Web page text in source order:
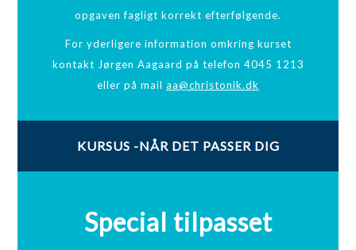
opgaven fagligt korrekt efterfølgende.
For yderligere information omkring kurset
kontakt Jørgen Aagaard på telefon 4045 1213
eller på mail aa@christonik.dk
KURSUS -NÅR DET PASSER DIG
Special tilpasset